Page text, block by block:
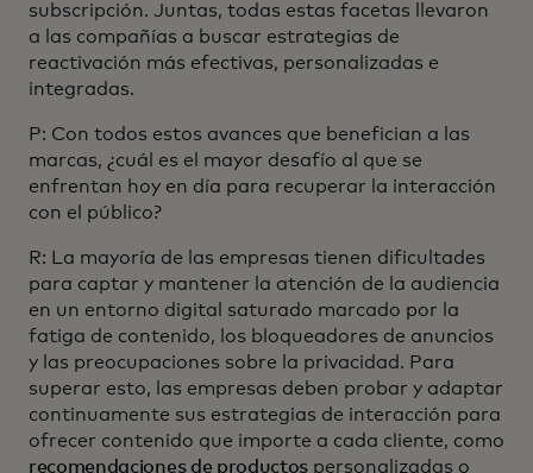
subscripción. Juntas, todas estas facetas llevaron
a las compañías a buscar estrategias de
reactivación más efectivas, personalizadas e
integradas.
P: Con todos estos avances que benefician a las
marcas, ¿cuál es el mayor desafío al que se
enfrentan hoy en día para recuperar la interacción
con el público?
R: La mayoría de las empresas tienen dificultades
para captar y mantener la atención de la audiencia
en un entorno digital saturado marcado por la
fatiga de contenido, los bloqueadores de anuncios
y las preocupaciones sobre la privacidad. Para
superar esto, las empresas deben probar y adaptar
continuamente sus estrategias de interacción para
ofrecer contenido que importe a cada cliente, como
recomendaciones de productos personalizadas o